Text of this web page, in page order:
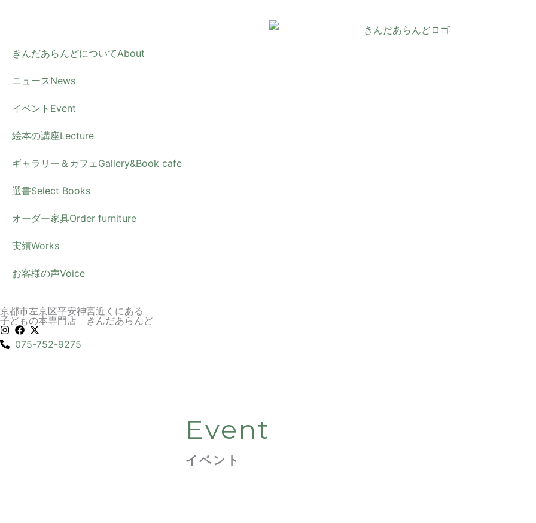
きんだあらんどについてAbout
ニュース News
イベント Event
絵本の講座Lecture
ギャラリー＆カフェ Gallery&Book cafe
選書Select Books
オーダー家具Order furniture
実績Works
お客様の声Voice
京都市左京区平安神宮近くにある
子どもの本専門店 きんだあらんど
075-752-9275
Event
イベント